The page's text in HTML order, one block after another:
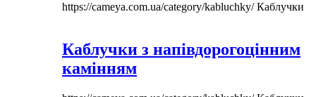
https://cameya.com.ua/category/kabluchky/Каблучки
Каблучки з напівдорогоцінним
камінням